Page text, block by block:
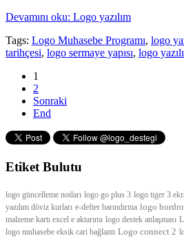
Devamını oku: Logo yazılım
Tags: Logo Muhasebe Programı, logo
tarihçesi, logo sermaye yapısı, logo
1
2
Sonraki
End
Etiket Bulutu
logo güncelleme notları logo go plus 3 logo tiger 3
yazılım döviz kurları e-defter barındırma logo
malzeme kartı excel e aktarımı logo destek anlaşması
logo muhasebe eksik cari bağlantı Logo connect 2